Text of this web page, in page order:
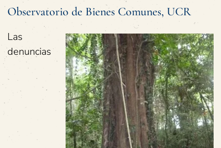
Observatorio de Bienes Comunes, UCR
Las
denuncias